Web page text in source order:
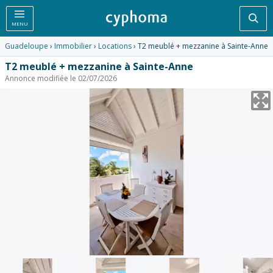
MENU
Guadeloupe › Immobilier› Locations› T2 meublé + mezzanine à Sainte-Anne
T2 meublé + mezzanine à Sainte-Anne
Annonce modifiée le 02/07/2026